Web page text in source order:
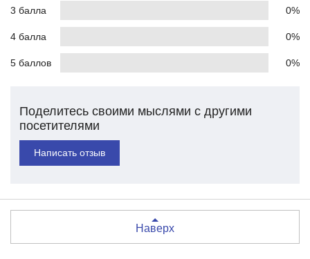
3 балла 0%
4 балла 0%
5 баллов 0%
Поделитесь своими мыслями с другими
посетителями
Написать отзыв
Наверх